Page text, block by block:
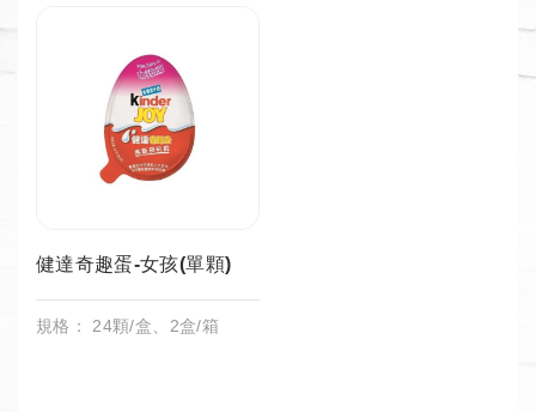
健達奇趣蛋-女孩(單顆)
規格： 24顆/盒、2盒/箱